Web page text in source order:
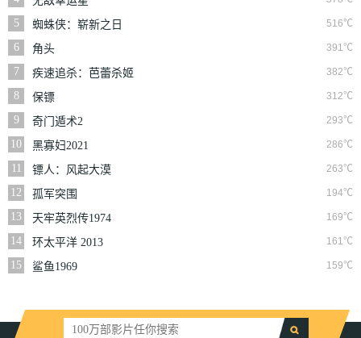
5
516℃
蜘蛛侠：崭新之日
6
391℃
角头
7
382℃
疾速追杀：芭蕾杀姬
8
312℃
保镖
9
293℃
奇门遁术2
10
286℃
黑寡妇2021
11
263℃
镖人：风起大漠
12
194℃
孤军突围
13
169℃
天牢英烈传1974
14
161℃
环太平洋 2013
15
159℃
鲨鱼1969